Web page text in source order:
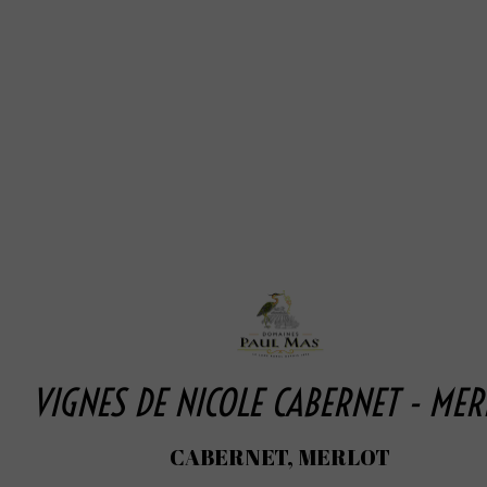
CABERNET, MERLOT
VIGNES DE NICOLE CABERNET -